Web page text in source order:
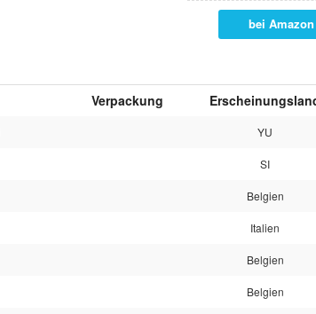
bei
Verpackung
YU
SI
Belgien
Italien
Belgien
Belgien